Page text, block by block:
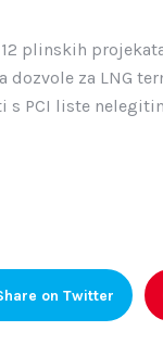
plinskih
dozvole za LNG
s PCI liste
on Twitter